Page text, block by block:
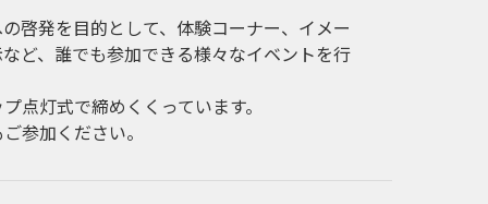
啓発を目的として、体験コーナー、イメー
ど、誰でも参加できる様々なイベントを行
点灯式で締めくくっています。
参加ください。